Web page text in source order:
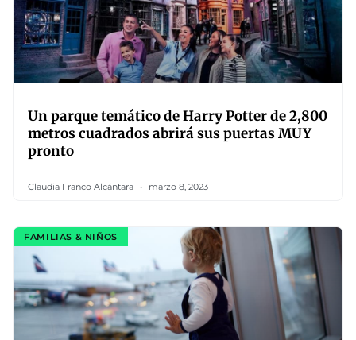
Un parque temático de Harry Potter de 2,800
metros cuadrados abrirá sus puertas MUY
pronto
Claudia Franco Alcántara marzo 8, 2023
FAMILIAS & NIÑOS